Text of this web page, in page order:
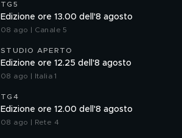
TG5
Edizione ore 13.00 dell'8 agosto
08 ago | Canale 5
STUDIO APERTO
Edizione ore 12.25 dell'8 agosto
08 ago | Italia 1
TG4
Edizione ore 12.00 dell'8 agosto
08 ago | Rete 4